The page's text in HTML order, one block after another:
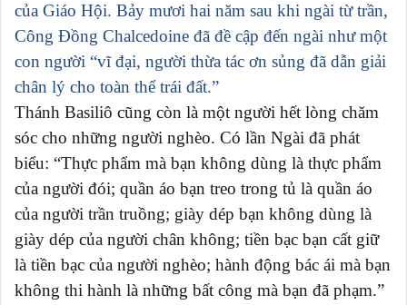
của Giáo Hội. Bảy mươi hai năm sau khi ngài từ trần,
Công Ðồng Chalcedoine đã đề cập đến ngài như một
con người “vĩ đại, người thừa tác ơn sủng đã dẫn giải
chân lý cho toàn thể trái đất.”
Thánh Basiliô cũng còn là một người hết lòng chăm
sóc cho những người nghèo. Có lần Ngài đã phát
biểu: “Thực phẩm mà bạn không dùng là thực phẩm
của người đói; quần áo bạn treo trong tủ là quần áo
của người trần truồng; giày dép bạn không dùng là
giày dép của người chân không; tiền bạc bạn cất giữ
là tiền bạc của người nghèo; hành động bác ái mà bạn
không thi hành là những bất công mà bạn đã phạm.”